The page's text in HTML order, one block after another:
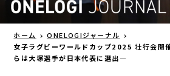
ホーム
ONELOGIジャーナル
女子ラグビーワールドカップ2025 壮行会開
らは大塚選手が日本代表に選出―